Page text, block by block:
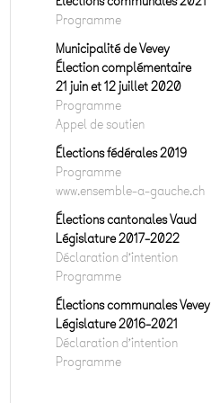
Programme
Municipalité de Vevey
Élection complémentaire
21 juin et 12 juillet 2020
Programme
Appel de soutien
Élections fédérales 2019
Programme
www.ensemble-a-gauche.ch
Élections cantonales Vaud
Législature 2017-2022
Déclaration d’intention
Programme
Élections communales Vevey
Législature 2016-2021
Déclaration d’intention
Programme